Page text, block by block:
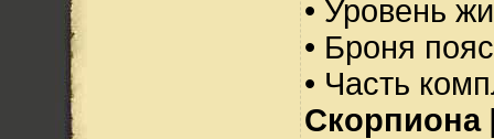
• Уровень
• Броня
• Часть
Скорпиона